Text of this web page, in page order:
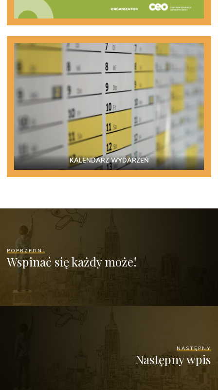
KALENDARZ WYDARZEŃ
POPRZEDNI
Wspinać się każdy może!
NASTĘPNY
Następny wpis